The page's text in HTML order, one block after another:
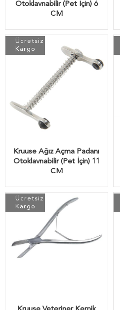
Otoklavnabilir (Pet İçin) 6
CM
Kruuse Ağız Açma Padanı
Otoklavnabilir (Pet İçin) 11
CM
Ücretsiz
Kargo
Ücretsiz
Kargo